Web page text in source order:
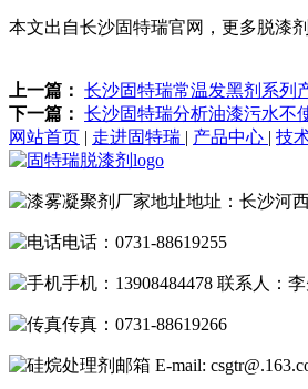
本文出自长沙固特瑞官网，更多脱漆
上一篇： 长沙固特瑞常温发黑剂系列
下一篇： 长沙固特瑞分析油漆污水不
网站首页 | 走进固特瑞 | 产品中心 | 技
地址：长沙河
电话：0731-88619255
手机：13908484478 联系人：
传真：0731-88619266
E-mail: